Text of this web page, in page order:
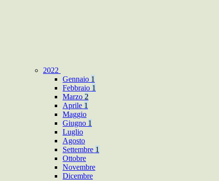
2022
Gennaio 1
Febbraio 1
Marzo 2
Aprile 1
Maggio
Giugno 1
Luglio
Agosto
Settembre 1
Ottobre
Novembre
Dicembre